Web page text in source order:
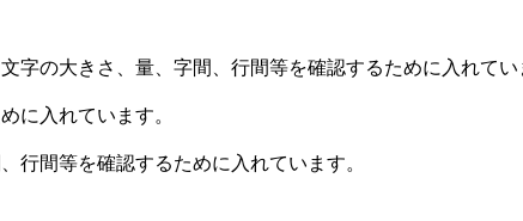
字の大きさ、量、字間、行間等を確認するために入れて
に入れています。
行間等を確認するために入れています。